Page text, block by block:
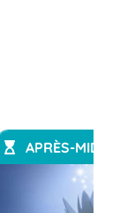
APRÈS-MIDI